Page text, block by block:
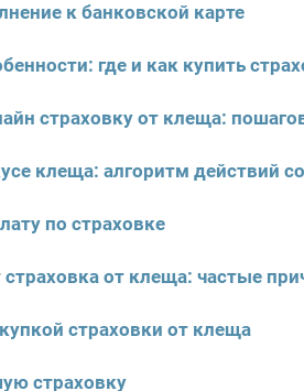
к банковской карте
где и как купить
страховку от клеща:
клеща: алгоритм действий
по страховке
от клеща: частые
страховки от клеща
страховку